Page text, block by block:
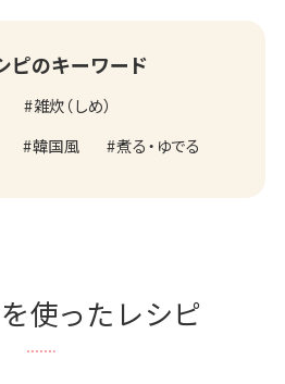
ピのキーワード
雑炊（しめ）
韓国風 煮る・ゆでる
使ったレシピ